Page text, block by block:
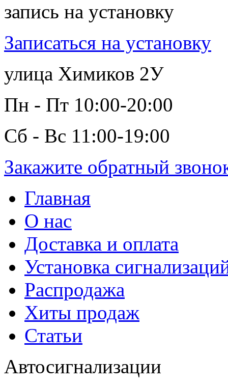
запись на установку
Записаться на установку
улица Химиков 2У
Пн - Пт 10:00-20:00
Сб - Вс 11:00-19:00
Закажите обратный
Главная
О нас
Доставка и оплата
Установка
Распродажа
Хиты продаж
Статьи
Автосигнализации